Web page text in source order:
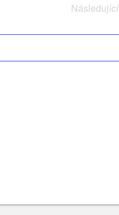
a
Akce
Následující